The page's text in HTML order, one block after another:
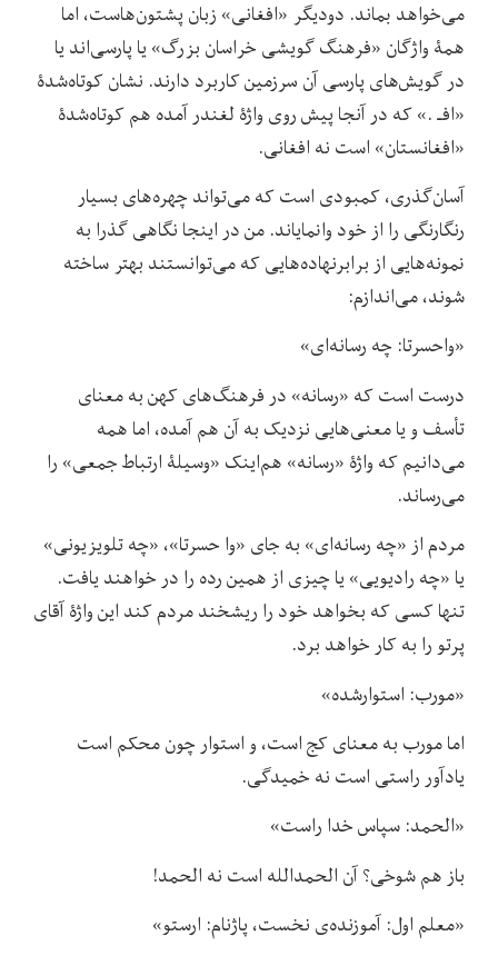
می‌خواهد بماند. دودیگر «افغانی» زبان پشتون‌هاست، اما
همۀ واژگان «فرهنگ گویشی خراسان بزرگ» یا پارسی‌اند یا
در گویش‌های پارسی آن سرزمین کاربرد دارند. نشان کوتاه‌شدۀ
«افـ .» که در آنجا پیش روی واژۀ لغندر آمده هم کوتاه‌شدۀ
«افغانستان» است نه افغانی.
آسان‌گذری، کمبودی است که می‌تواند چهره‌های بسیار
رنگارنگی را از خود وانمایاند. من در اینجا نگاهی گذرا به
نمونه‌هایی از برابرنهاده‌هایی که می‌توانستند بهتر ساخته
شوند، می‌اندازم:
«واحسرتا: چه رسانه‌ای»
درست است که «رسانه» در فرهنگ‌های کهن به معنای
تأسف و یا معنی‌هایی نزدیک به آن هم آمده، اما همه
می‌دانیم که واژۀ «رسانه» هم‌اینک «وسیلۀ ارتباط جمعی» را
می‌رساند.
مردم از «چه رسانه‌ای» به جای «وا حسرتا»، «چه تلویزیونی»
یا «چه رادیویی» یا چیزی از همین رده را در خواهند یافت.
تنها کسی که بخواهد خود را ریشخند مردم کند این واژۀ آقای
پرتو را به کار خواهد برد.
«مورب: استوارشده»
اما مورب به معنای کج است، و استوار چون محکم است
یادآور راستی است نه خمیدگی.
«الحمد: سپاس خدا راست»
باز هم شوخی؟ آن الحمدالله است نه الحمد!
«معلم اول: آموزنده‌ی نخست، پاژنام: ارستو»